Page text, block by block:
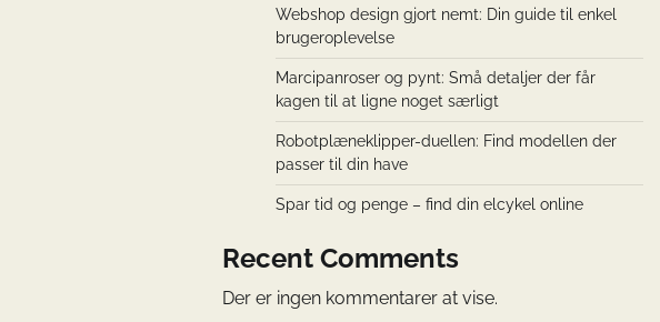
Webshop design gjort nemt: Din guide til enkel
brugeroplevelse
Marcipanroser og pynt: Små detaljer der får
kagen til at ligne noget særligt
Robotplæneklipper-duellen: Find modellen der
passer til din have
Spar tid og penge – find din elcykel online
Recent Comments
Der er ingen kommentarer at vise.